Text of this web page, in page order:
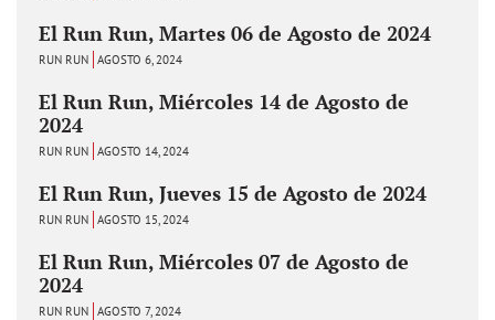
El Run Run, Martes 06 de Agosto de 2024
RUN RUN AGOSTO 6, 2024
El Run Run, Miércoles 14 de Agosto de
2024
RUN RUN AGOSTO 14, 2024
El Run Run, Jueves 15 de Agosto de 2024
RUN RUN AGOSTO 15, 2024
El Run Run, Miércoles 07 de Agosto de
2024
RUN RUN AGOSTO 7, 2024